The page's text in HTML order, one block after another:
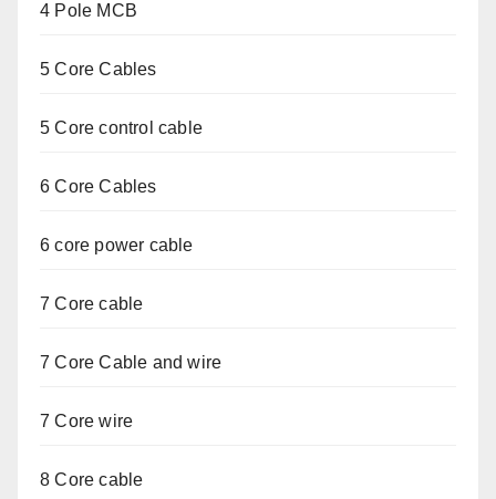
4 Pole MCB
5 Core Cables
5 Core control cable
6 Core Cables
6 core power cable
7 Core cable
7 Core Cable and wire
7 Core wire
8 Core cable